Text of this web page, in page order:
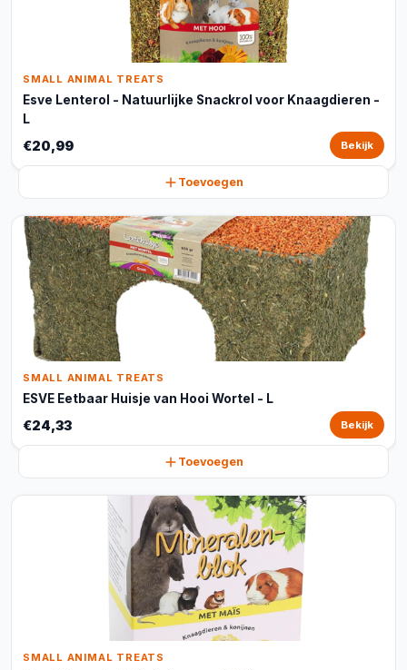
SMALL ANIMAL TREATS
Esve Lenterol - Natuurlijke Snackrol voor Knaagdieren -
L
€20,99 Bekijk
Toevoegen
SMALL ANIMAL TREATS
ESVE Eetbaar Huisje van Hooi Wortel - L
€24,33 Bekijk
Toevoegen
SMALL ANIMAL TREATS